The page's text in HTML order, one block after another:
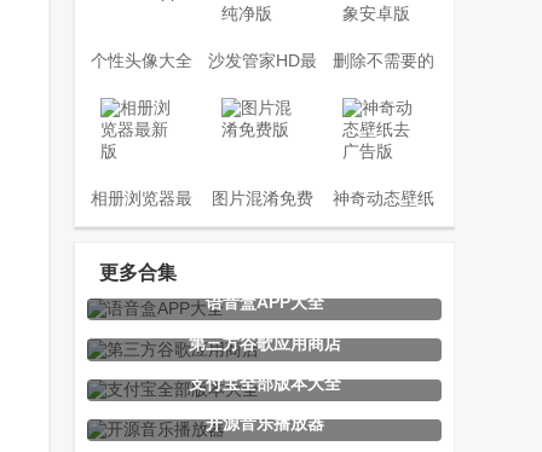
个性头像大全
app
沙发管家HD最
新纯净版
删除不需要的
对象安卓版
相册浏览器最
新版
图片混淆免费
版
神奇动态壁纸
去广告版
MirlKoi图库
民萌app最新
皮皮动态壁纸
更多合集
语音盒APP大全
第三方谷歌应用商店
支付宝全部版本大全
开源音乐播放器